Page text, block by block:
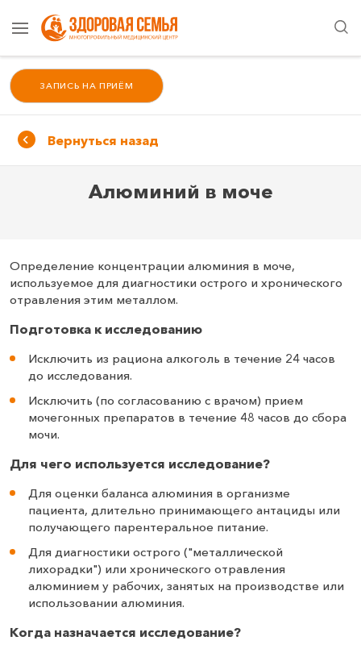
ЗАПИСЬ НА ПРИЁМ
Вернуться назад
Алюминий в моче
Определение концентрации алюминия в моче,
используемое для диагностики острого и хронического
отравления этим металлом.
Подготовка к исследованию
Исключить из рациона алкоголь в течение 24 часов
до исследования.
Исключить (по согласованию с врачом) прием
мочегонных препаратов в течение 48 часов до сбора
мочи.
Для чего используется исследование?
Для оценки баланса алюминия в организме
пациента, длительно принимающего антациды или
получающего парентеральное питание.
Для диагностики острого ("металлической
лихорадки") или хронического отравления
алюминием у рабочих, занятых на производстве или
использовании алюминия.
Когда назначается исследование?